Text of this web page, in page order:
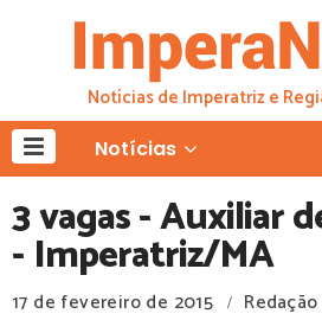
Notícias de Imperatriz e
Notícias
3 vagas - Auxiliar
- Imperatriz/MA
17 de fevereiro de 2015 /